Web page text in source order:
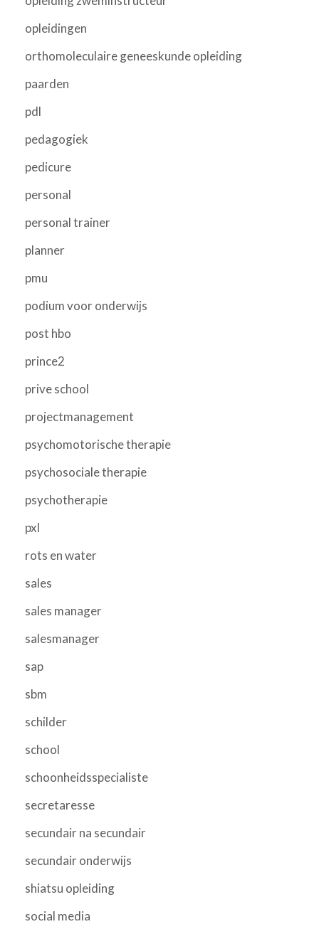
opleidingen
orthomoleculaire geneeskunde opleiding
paarden
pdl
pedagogiek
pedicure
personal
personal trainer
planner
pmu
podium voor onderwijs
post hbo
prince2
prive school
projectmanagement
psychomotorische therapie
psychosociale therapie
psychotherapie
pxl
rots en water
sales
sales manager
salesmanager
sap
sbm
schilder
school
schoonheidsspecialiste
secretaresse
secundair na secundair
secundair onderwijs
shiatsu opleiding
social media